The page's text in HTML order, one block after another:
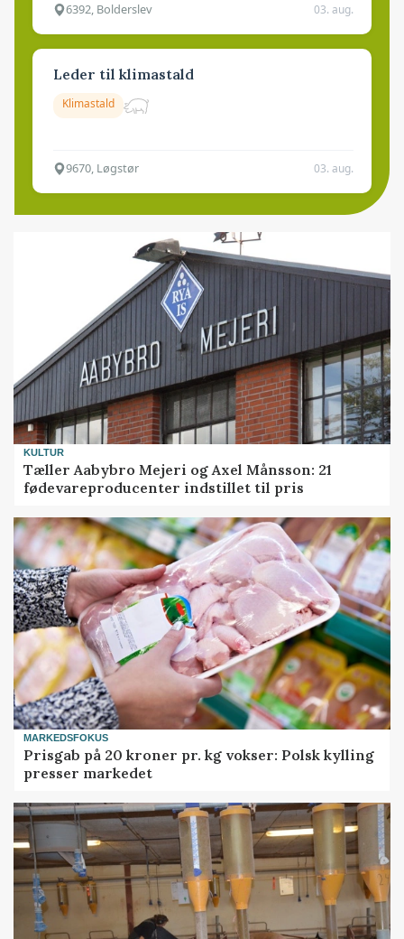
6392, Bolderslev 03. aug.
Leder til klimastald
Klimastald
9670, Løgstør 03. aug.
KULTUR
Tæller Aabybro Mejeri og Axel Månsson: 21
fødevareproducenter indstillet til pris
MARKEDSFOKUS
Prisgab på 20 kroner pr. kg vokser: Polsk kylling
presser markedet